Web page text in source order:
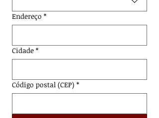
Endereço *
Cidade *
Código postal (CEP) *